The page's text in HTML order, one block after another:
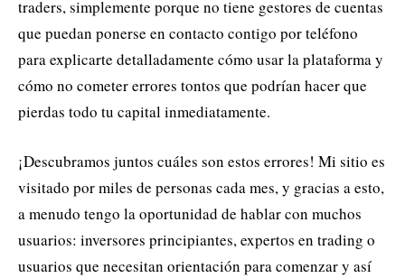
traders, simplemente porque no tiene gestores de cuentas
que puedan ponerse en contacto contigo por teléfono
para explicarte detalladamente cómo usar la plataforma y
cómo no cometer errores tontos que podrían hacer que
pierdas todo tu capital inmediatamente.
¡Descubramos juntos cuáles son estos errores! Mi sitio es
visitado por miles de personas cada mes, y gracias a esto,
a menudo tengo la oportunidad de hablar con muchos
usuarios: inversores principiantes, expertos en trading o
usuarios que necesitan orientación para comenzar y así